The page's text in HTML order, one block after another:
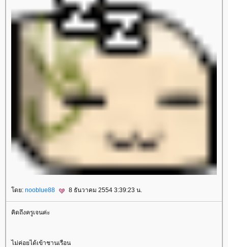
ดย: nooblue88 8 ธันวาคม 2554 3:39:23 น.
คิดถึงครูเจนค่ะ
ไม่ค่อยได้เข้าชานเรือน